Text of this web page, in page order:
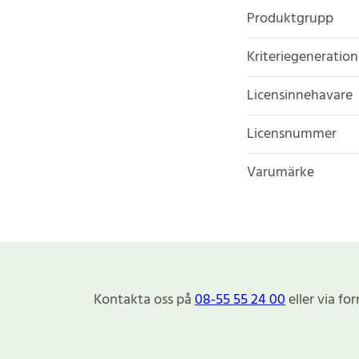
Produktgrupp
Kriteriegeneration
Licensinnehavare
Licensnummer
Varumärke
Kontakta oss på08-55 55 24 00eller via